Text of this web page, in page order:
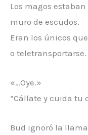
Los magos
muro de escudos.
Eran los únicos
o teletransportarse.
«…Oye.»
“Cállate y cuida tu
Bud ignoró la